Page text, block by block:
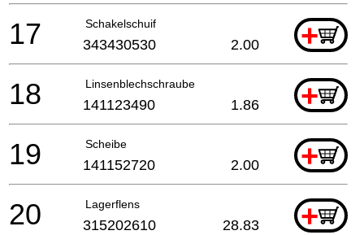
Schakelschuif +
17 343430530 2.00
Linsenblechschraube +
18 141123490 1.86
Scheibe +
19 141152720 2.00
Lagerflens +
20 315202610 28.83